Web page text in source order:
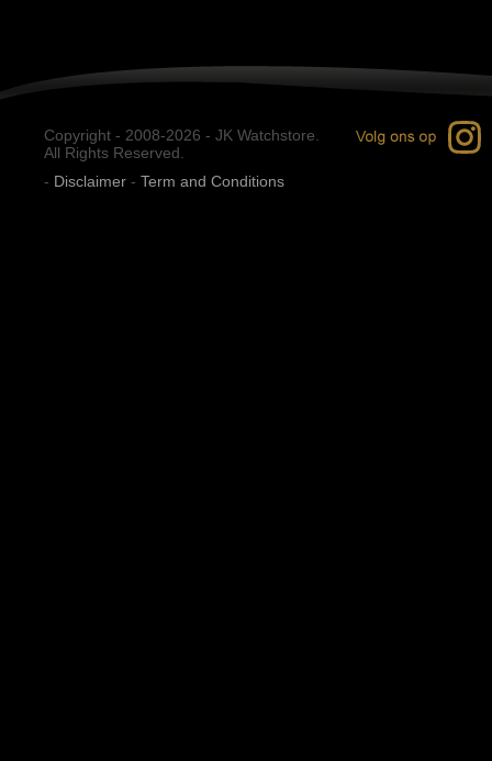
Copyright - 2008-2026 - JK Watchstore.
All Rights Reserved.
- Disclaimer - Term and Conditions